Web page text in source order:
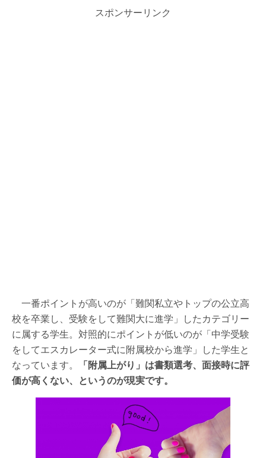
スポンサーリンク
一番ポイントが高いのが「難関私立やトップの公立高
校を卒業し、受験をして難関大に進学」したカテゴリー
に属する学生。対照的にポイントが低いのが「中学受験
をしてエスカレーター式に附属校から進学」した学生と
なっています。
「附属上がり」は書類選考、面接時に評
価が高くない、というのが現実です。